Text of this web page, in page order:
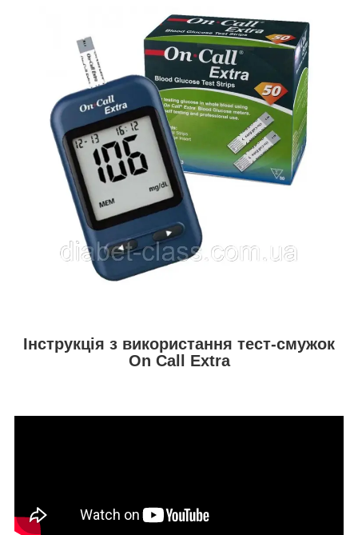
Інструкція з використання тест-смужок
On Call Extra